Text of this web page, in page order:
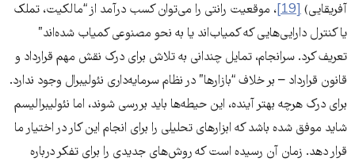
آفریقایی)[19]
، موقعیت رانتی را می‌توان کسب درآمد از “مالکیت، تملک
یا کنترل دارایی‌هایی که کمیاب‌اند یا به نحو مصنوعی کمیاب شده‌اند”
تعریف کرد. سرانجام، تمایل چندانی به تلاش برای درک نقش مهم قرارداد و
قانون قرارداد – بر خلاف “بازارها” در نظام سرمایه‌داری نئولیبرال وجود ندارد.
برای درک هرچه بهتر آینده، این حیطه‌ها باید بررسی شوند، اما نئولیبرالیسم
شاید موفق شده باشد که ابزارهای تحلیلی را برای انجام این کار در اختیار ما
قرار دهد. زمان آن رسیده است که روش‌های جدیدی را برای تفکر درباره